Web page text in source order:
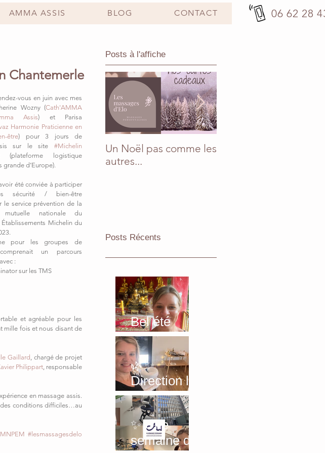
AMMA ASSIS BLOG CONTACT 06 62 28
Chantemerle
vous en juin avec mes
Wozny (Cath'AMMA
Assis) et Parisa
Harmonie Praticienne en
être) pour 3 jours de
sur le site #Michelin
(plateforme logistique
grande d’Europe).
été conviée à participer
sécurité / bien-être
nationale du
Michelin du
pour les groupes de
un parcours
:
sur les TMS
et agréable pour les
mille fois et nous disant de
Gaillard, chargé de projet
Philippart, responsable
en massage assis.
des conditions difficiles…au
#lesmassagesdelo
Posts à l'affiche
Un Noël pas comme les
autres...
Posts Récents
Bel été
2026!
🌿✨
Direction le
Sancy… au
vert ! ✨🌿
✨ Une
semaine de